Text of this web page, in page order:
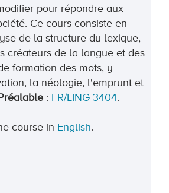
pour répondre aux
Ce cours consiste en
de la structure du lexique,
créateurs de la langue et des
formation des mots, y
la néologie, l'emprunt et
Préalable : FR/LING 3404.
course in English.